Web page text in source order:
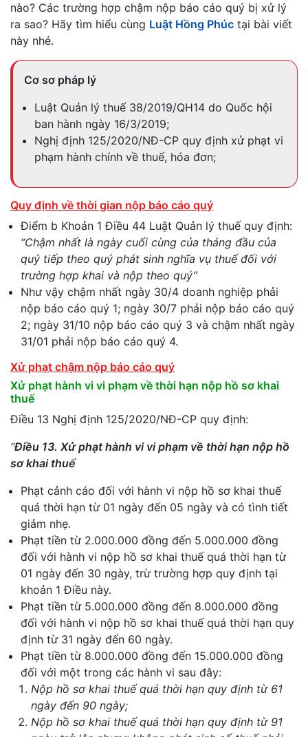
nào? Các trường hợp chậm nộp báo cáo quý bị xử lý
ra sao? Hãy tìm hiểu cùng Luật Hồng Phúc tại bài viết
này nhé.
Cơ sơ pháp lý
Luật Quản lý thuế 38/2019/QH14 do Quốc hội
ban hành ngày 16/3/2019;
Nghị định 125/2020/NĐ-CP quy định xử phạt vi
phạm hành chính về thuế, hóa đơn;
Quy định về thời gian nộp báo cáo quý
Điểm b Khoản 1 Điều 44 Luật Quản lý thuế quy định:
“Chậm nhất là ngày cuối cùng của tháng đầu của
quý tiếp theo quý phát sinh nghĩa vụ thuế đối với
trường hợp khai và nộp theo quý”
Như vậy chậm nhất ngày 30/4 doanh nghiệp phải
nộp báo cáo quý 1; ngày 30/7 phải nộp báo cáo quý
2; ngày 31/10 nộp báo cáo quý 3 và chậm nhất ngày
31/01 phải nộp báo cáo quý 4.
Xử phạt chậm nộp báo cáo quý
Xử phạt hành vi vi phạm về thời hạn nộp hồ sơ khai
thuế
Điều 13 Nghị định 125/2020/NĐ-CP quy định:
“Điều 13. Xử phạt hành vi vi phạm về thời hạn nộp hồ
sơ khai thuế
Phạt cảnh cáo đối với hành vi nộp hồ sơ khai thuế
quá thời hạn từ 01 ngày đến 05 ngày và có tình tiết
giảm nhẹ.
Phạt tiền từ 2.000.000 đồng đến 5.000.000 đồng
đối với hành vi nộp hồ sơ khai thuế quá thời hạn từ
01 ngày đến 30 ngày, trừ trường hợp quy định tại
khoản 1 Điều này.
Phạt tiền từ 5.000.000 đồng đến 8.000.000 đồng
đối với hành vi nộp hồ sơ khai thuế quá thời hạn quy
định từ 31 ngày đến 60 ngày.
Phạt tiền từ 8.000.000 đồng đến 15.000.000 đồng
đối với một trong các hành vi sau đây:
Nộp hồ sơ khai thuế quá thời hạn quy định từ 61
ngày đến 90 ngày;
Nộp hồ sơ khai thuế quá thời hạn quy định từ 91